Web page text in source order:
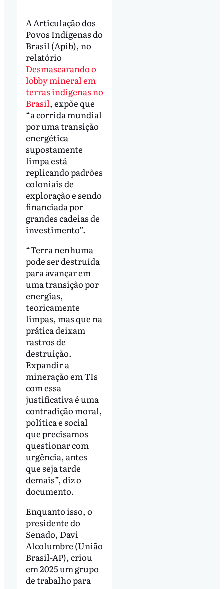
A Articulação dos
Povos Indígenas do
Brasil (Apib), no
relatório
Desmascarando o
lobby mineral em
terras indígenas no
Brasil, expõe que
“a corrida mundial
por uma transição
energética
supostamente
limpa está
replicando padrões
coloniais de
exploração e sendo
financiada por
grandes cadeias de
investimento”.
“Terra nenhuma
pode ser destruída
para avançar em
uma transição por
energias,
teoricamente
limpas, mas que na
prática deixam
rastros de
destruição.
Expandir a
mineração em TIs
com essa
justificativa é uma
contradição moral,
política e social
que precisamos
questionar com
urgência, antes
que seja tarde
demais”, diz o
documento.
Enquanto isso, o
presidente do
Senado, Davi
Alcolumbre (União
Brasil-AP), criou
em 2025 um grupo
de trabalho para